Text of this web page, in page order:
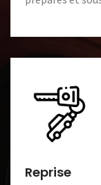
Reprise